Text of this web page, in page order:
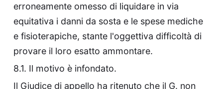
erroneamente omesso di liquidare in via
equitativa i danni da sosta e le spese mediche
e fisioterapiche, stante l'oggettiva difficoltà di
provare il loro esatto ammontare.
8.1. Il motivo è infondato.
Il Giudice di appello ha ritenuto che il G. non